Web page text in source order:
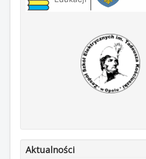
Aktualności